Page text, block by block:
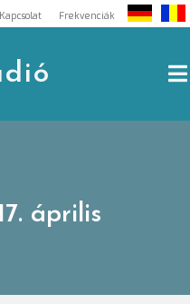
Kapcsolat Frekvenciák
április